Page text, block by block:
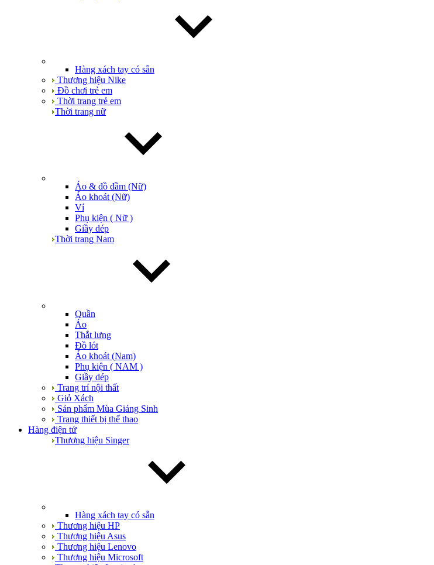
Hàng xách tay có sẵn
Thương hiệu Nike
Đồ chơi trẻ em
Thời trang trẻ em
Thời trang nữ
Áo & đồ đầm (Nữ)
Áo khoát (Nữ)
Ví
Phụ kiện ( Nữ )
Giầy dép
Thời trang Nam
Quần
Áo
Thắt lưng
Đồ lót
Áo khoát (Nam)
Phụ kiện ( NAM )
Giầy dép
Trang trí nội thất
Giỏ Xách
Sản phẩm Mùa Giáng Sinh
Trang thiết bị thể thao
Hàng điện tử
Thương hiệu Singer
Hàng xách tay có sẵn
Thương hiệu HP
Thương hiệu Asus
Thương hiệu Lenovo
Thương hiệu Microsoft